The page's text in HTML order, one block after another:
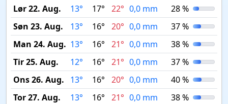
Lør 22. Aug. 13° 17° 22° 0,0 mm
28 %
Søn 23. Aug.
13° 16° 20° 0,0 mm
37 %
Man 24. Aug. 13° 16° 21° 0,0 mm
38 %
Tir 25. Aug.
12° 16° 21° 0,0 mm
37 %
Ons 26. Aug.
13° 16° 20° 0,0 mm
40 %
Tor 27. Aug.
13° 16° 21° 0,0 mm
38 %